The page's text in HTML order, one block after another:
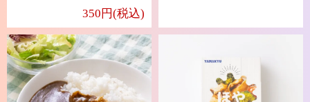
350円(税込)